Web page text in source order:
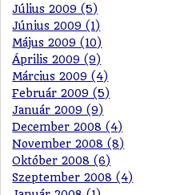
Július 2009 (5)
Június 2009 (1)
Május 2009 (10)
Április 2009 (9)
Március 2009 (4)
Február 2009 (5)
Január 2009 (9)
December 2008 (4)
November 2008 (8)
Október 2008 (6)
Szeptember 2008 (4)